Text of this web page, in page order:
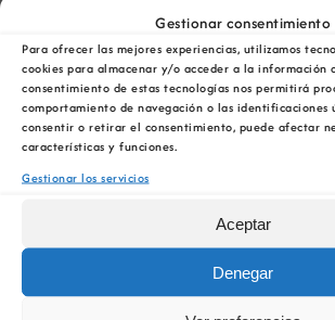
Gestionar consentimiento
Para ofrecer las mejores experiencias, utilizamos
cookies para almacenar y/o acceder a la información
consentimiento de estas tecnologías nos permitirá
comportamiento de navegación o las identificaciones
consentir o retirar el consentimiento, puede afectar
características y funciones.
Gestionar los servicios
Aceptar
Denegar
Comparta esta información en su
favorita!
Facebook
X BlueskyRedditLinkedIn
XingCorreo
IoT, energía e Industria 4.0 en las pymes:
para la disminución de costes en las
de producción y transformación